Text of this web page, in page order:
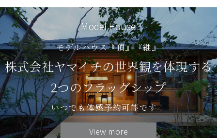
Model House
モデルハウス『頂』『継』
株式会社ヤマイチの世界観を体現する
2つのフラッグシップ
いつでも体感予約可能です！
View more